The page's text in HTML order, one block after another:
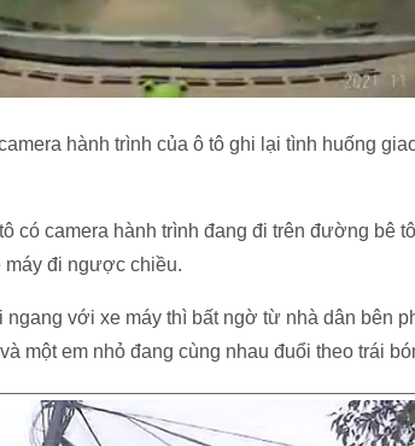
hành trình của ô tô ghi lại tình huống
có camera hành trình đang đi trên đường bê
máy đi ngược chiều.
ngang với xe máy thì bất ngờ từ nhà dân bên
một em nhỏ đang cùng nhau đuổi theo trái